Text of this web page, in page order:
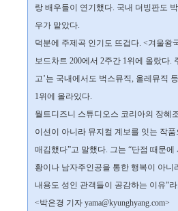
랑 배우들이 연기했다. 국내 더빙판도
우가 맡았다.
덕분에 주제곡 인기도 뜨겁다. <겨울왕
보드차트 200에서 2주간 1위에 올랐다.
고’는 국내에서도 벅스뮤직, 올레뮤직
1위에 올라있다.
월트디즈니 스튜디오스 코리아의 장혜
이션이 아니라 뮤지컬 계보를 잇는 작
매김했다”고 말했다. 그는 “단점 때문
황이나 남자주인공을 통한 행복이 아니
내용도 성인 관객들이 공감하는 이유”
<박은경 기자 yama@kyunghyang.com>